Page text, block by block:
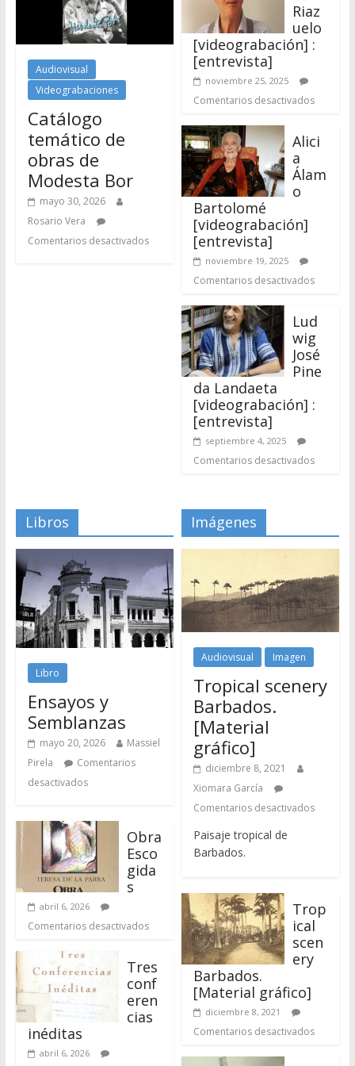
Catálogo
temático de
obras de
Modesta Bor
mayo 30, 2026
Rosario Vera
Comentarios desactivados
Alici
Álam
Bartolomé
[videograbación]
[entrevista]
noviembre 19, 2025
Comentarios desactivados
Lud
wig
José
Pine
da Landaeta
[videograbación] :
[entrevista]
septiembre 4, 2025
Comentarios desactivados
Libro
Ensayos y
Semblanzas
mayo 20, 2026
Massiel
Pirela
desactivados
Obra
gida
Comentarios desactivados
Tres
conf
cias
inéditas
abril 6, 2026
Comentarios desactivados
Muje
Imágenes
Imagen
Tropical scenery
Barbados.
[Material
gráfico]
diciembre 8, 2021
Xiomara García
Comentarios desactivados
Paisaje tropical de
Barbados.
Trop
[Material gráfico]
diciembre 8, 2021
Comentarios desactivados
wind
mill
grin
ding sugar cane
and a load of cane